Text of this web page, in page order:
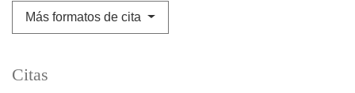
Más formatos de cita
Citas